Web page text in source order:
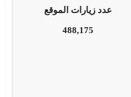
عدد زيارات الموقع
488,175